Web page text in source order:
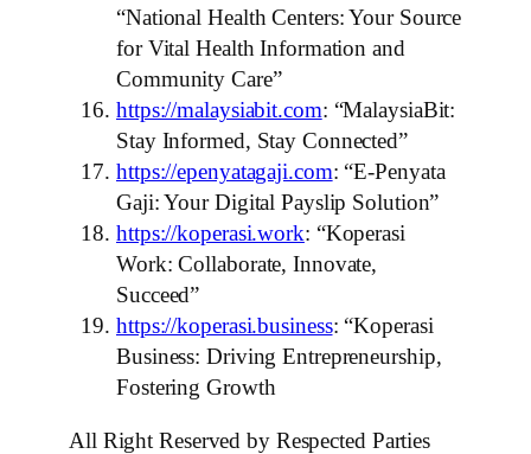
“National Health Centers: Your Source
for Vital Health Information and
Community Care”
https://malaysiabit.com: “MalaysiaBit:
Stay Informed, Stay Connected”
https://epenyatagaji.com: “E-Penyata
Gaji: Your Digital Payslip Solution”
https://koperasi.work: “Koperasi
Work: Collaborate, Innovate,
Succeed”
https://koperasi.business: “Koperasi
Business: Driving Entrepreneurship,
Fostering Growth
All Right Reserved by Respected Parties